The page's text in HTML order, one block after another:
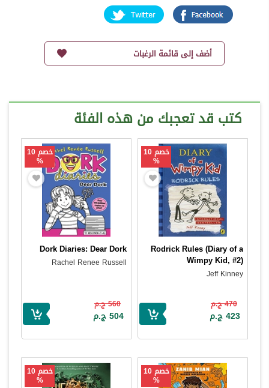
أضف إلى قائمة الرغبات
كتب قد تعجبك من هذه الفئة
خصم 10
%
Rodrick Rules (Diary of a
Wimpy Kid, #2)
Jeff Kinney
470 ج.م
423 ج.م
خصم 10
%
Dork Diaries: Dear Dork
Rachel Renee Russell
560 ج.م
504 ج.م
خصم 10
%
خصم 10
%